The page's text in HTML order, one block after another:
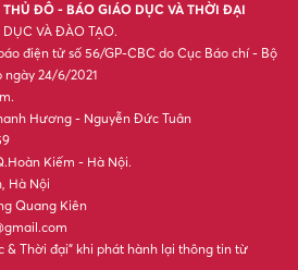
ĐÔ - BÁO GIÁO DỤC VÀ THỜI ĐẠI
VÀ ĐÀO TẠO.
điện tử số 56/GP-CBC do Cục Báo chí - Bộ
ngày 24/6/2021
Hương - Nguyễn Đức Tuân
Kiếm - Hà Nội.
Hà Nội
Quang Kiên
& Thời đại” khi phát hành lại thông tin từ